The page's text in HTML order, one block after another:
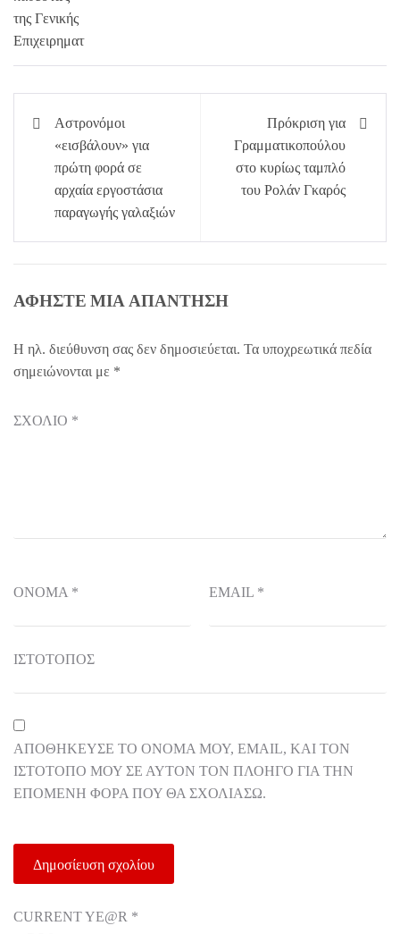
Πλοήγηση
άρθρων
Αστρονόμοι
«εισβάλουν» για
πρώτη φορά σε
αρχαία εργοστάσια
παραγωγής γαλαξιών
Πρόκριση για
Γραμματικοπούλου
στο κυρίως ταμπλό
του Ρολάν Γκαρός
ΑΦΉΣΤΕ ΜΙΑ ΑΠΆΝΤΗΣΗ
Η ηλ. διεύθυνση σας δεν δημοσιεύεται. Τα υποχρεωτικά πεδία
σημειώνονται με *
ΣΧΌΛΙΟ *
ΌΝΟΜΑ * EMAIL *
ΙΣΤΌΤΟΠΟΣ
ΑΠΟΘΉΚΕΥΣΕ ΤΟ ΌΝΟΜΆ ΜΟΥ, EMAIL, ΚΑΙ ΤΟΝ
ΙΣΤΌΤΟΠΟ ΜΟΥ ΣΕ ΑΥΤΌΝ ΤΟΝ ΠΛΟΗΓΌ ΓΙΑ ΤΗΝ
ΕΠΌΜΕΝΗ ΦΟΡΆ ΠΟΥ ΘΑ ΣΧΟΛΙΆΣΩ.
CURRENT YE@R *